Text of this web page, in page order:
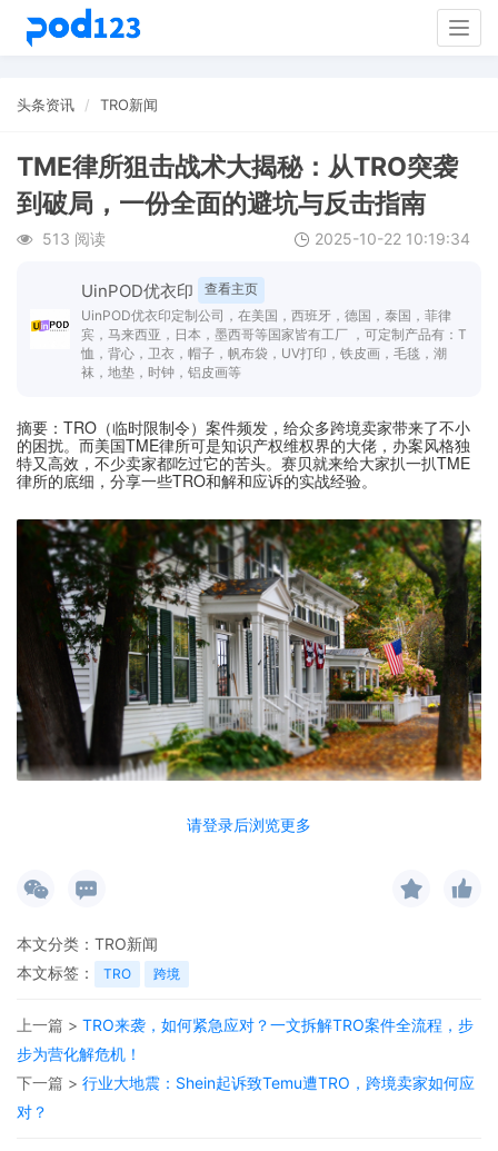
头条资讯 TRO新闻
TME律所狙击战术大揭秘：从TRO突袭
到破局，一份全面的避坑与反击指南
513 阅读 2025-10-22 10:19:34
UinPOD优衣印
查看主页
UinPOD优衣印定制公司，在美国，西班牙，德国，泰国，菲律
宾，马来西亚，日本，墨西哥等国家皆有工厂 ，可定制产品有：T
恤，背心，卫衣，帽子，帆布袋，UV打印，铁皮画，毛毯，潮
袜，地垫，时钟，铝皮画等
请登录后浏览更多
摘要：TRO（临时限制令）案件频发，给众多跨境卖家带来了不小
的困扰。而美国TME律所可是知识产权维权界的大佬，办案风格独
特又高效，不少卖家都吃过它的苦头。赛贝就来给大家扒一扒TME
律所的底细，分享一些TRO和解和应诉的实战经验。
全称：TME LAW.PC.
简称：TME
位置：芝加哥
邮箱： sydney@tme-law.com，martin@tme-1aw.com
网址：https://tmelawpc.com/
钓鱼地址：10 S. Riverside Plaza Suite 875 Chicago, IL
本文分类： TRO新闻
本文标签：
TRO 跨境
上一篇 > TRO来袭，如何紧急应对？一文拆解TRO案件全流程，步
步为营化解危机！
下一篇 > 行业大地震：Shein起诉致Temu遭TRO，跨境卖家如何应
对？